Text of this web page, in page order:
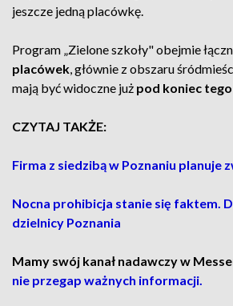
jeszcze jedną placówkę.
Program „Zielone szkoły" obejmie
placówek, głównie z obszaru
mają być widoczne już pod koniec
CZYTAJ TAKŻE:
Firma z siedzibą w Poznaniu planuje
Nocna prohibicja stanie się faktem.
dzielnicy Poznania
Mamy swój kanał nadawczy w
nie przegap ważnych informacji.